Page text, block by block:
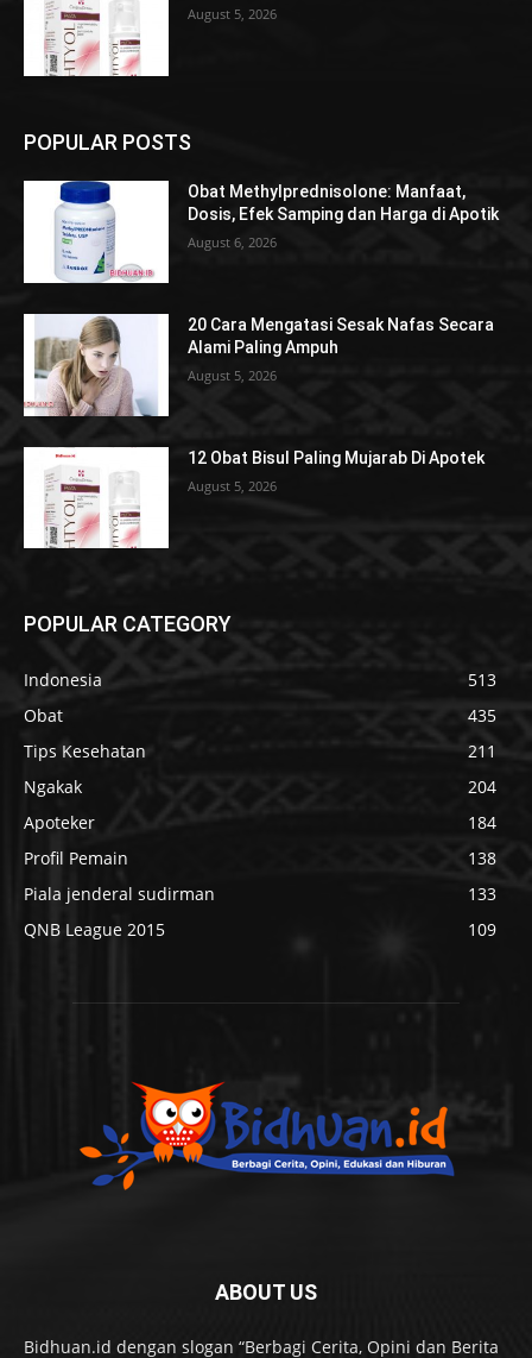
August 5, 2026
POPULAR POSTS
Obat Methylprednisolone: Manfaat,
Dosis, Efek Samping dan Harga di Apotik
August 6, 2026
20 Cara Mengatasi Sesak Nafas Secara
Alami Paling Ampuh
August 5, 2026
12 Obat Bisul Paling Mujarab Di Apotek
August 5, 2026
POPULAR CATEGORY
Indonesia
513
Obat
435
Tips Kesehatan
211
Ngakak
204
Apoteker
184
Profil Pemain
138
Piala jenderal sudirman
133
QNB League 2015
109
ABOUT US
Bidhuan.id dengan slogan “Berbagi Cerita, Opini dan Berita